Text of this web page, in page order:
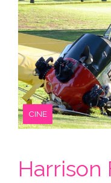
CINE
Harrison